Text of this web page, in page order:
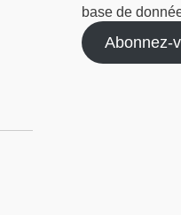
base de
Abonnez-